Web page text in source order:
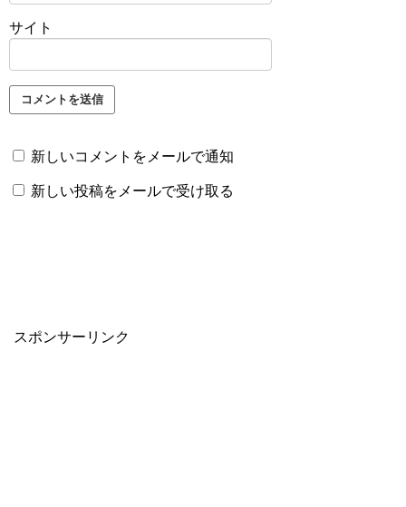
サイト
新しいコメントをメールで通知
新しい投稿をメールで受け取る
スポンサーリンク